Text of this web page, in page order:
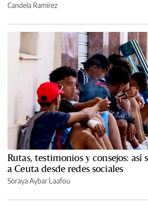
Candela Ramírez
Rutas, testimonios y consejos: así
a Ceuta desde redes sociales
Soraya Aybar Laafou